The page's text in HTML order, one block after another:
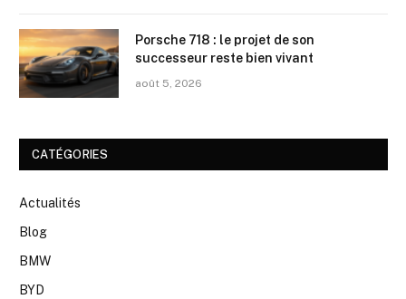
Porsche 718 : le projet de son
successeur reste bien vivant
août 5, 2026
CATÉGORIES
Actualités
Blog
BMW
BYD